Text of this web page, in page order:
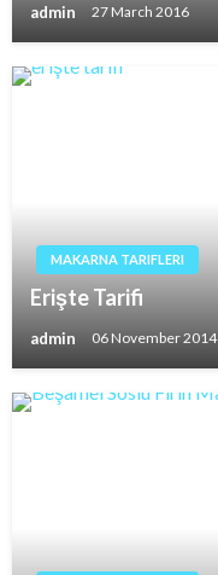
admin 27 March 2016
MAKARNA TARIFLERI
Erişte Tarifi
admin 06 November 2014